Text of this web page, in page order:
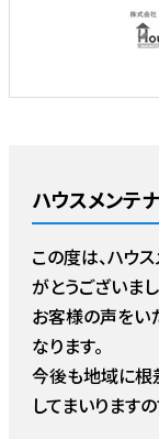
ハウスメンテ
この度は、ハウ
がとうございまし
お客様の声をい
なります。
今後も地域に根
してまいります